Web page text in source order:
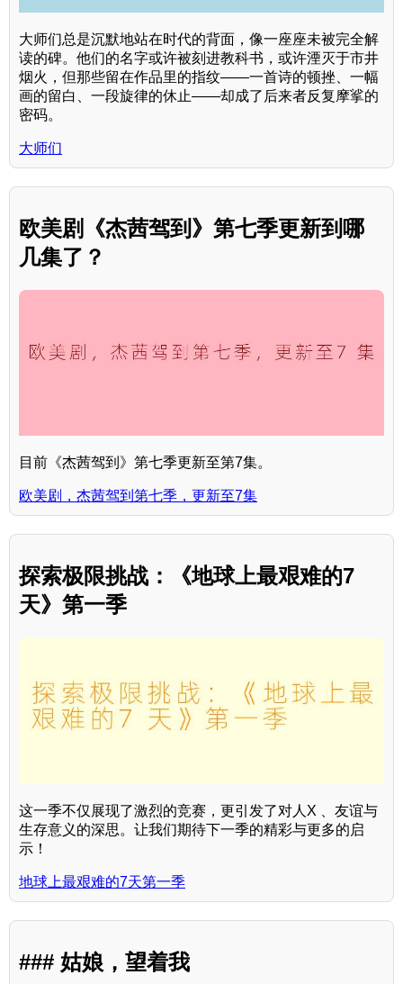
大师们总是沉默地站在时代的背面，像一座座未被完全解
读的碑。他们的名字或许被刻进教科书，或许湮灭于市井
烟火，但那些留在作品里的指纹——一首诗的顿挫、一幅
画的留白、一段旋律的休止——却成了后来者反复摩挲的
密码。
大师们
欧美剧《杰茜驾到》第七季更新到哪
几集了？
目前《杰茜驾到》第七季更新至第7集。
欧美剧，杰茜驾到第七季，更新至7集
探索极限挑战：《地球上最艰难的7
天》第一季
这一季不仅展现了激烈的竞赛，更引发了对人X 、友谊与
生存意义的深思。让我们期待下一季的精彩与更多的启
示！
地球上最艰难的7天第一季
### 姑娘，望着我